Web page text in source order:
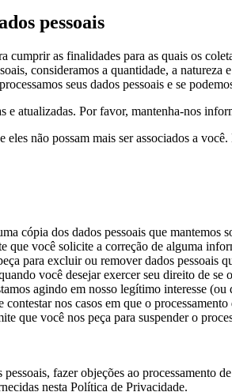
pessoais
cumprir as finalidades para as quais os
consideramos a quantidade, a
seus dados pessoais e se
atualizadas. Por favor, mantenha-nos
não possam mais ser associados a
cópia dos dados pessoais que
que você solicite a correção de alguma
para excluir ou remover dados
você desejar exercer seu direito de se
agindo em nosso legítimo interesse
nos casos em que o
que você nos peça para suspender o
fazer objeções ao processamento
nesta Política de Privacidade.